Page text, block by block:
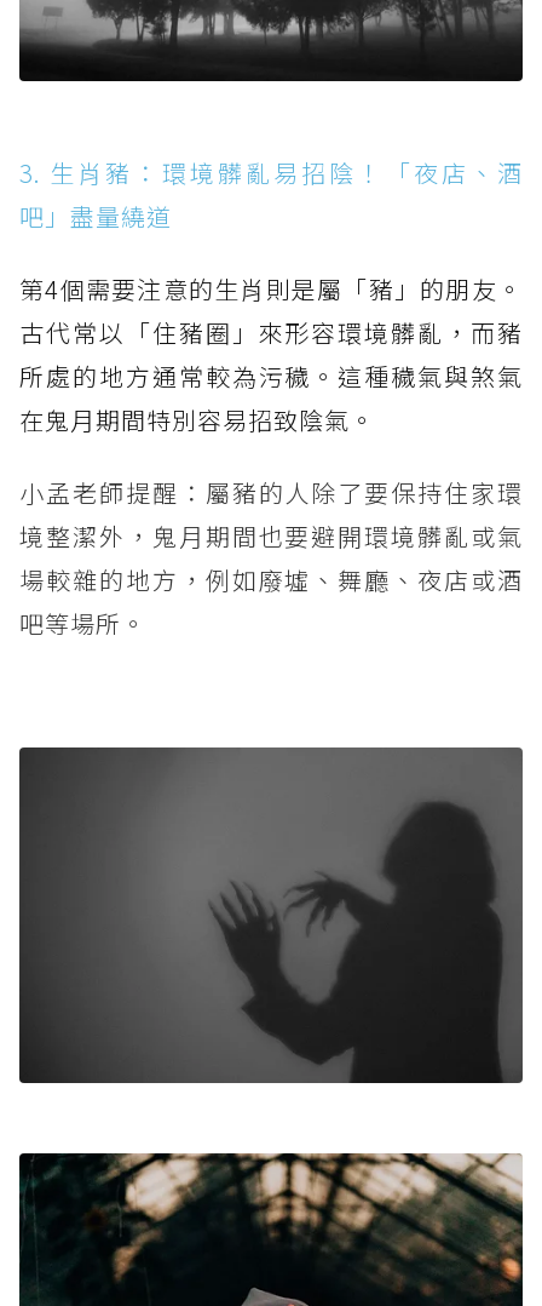
3. 生肖豬：環境髒亂易招陰！「夜店、酒
吧」盡量繞道
第4個需要注意的生肖則是屬「豬」的朋友。
古代常以「住豬圈」來形容環境髒亂，而豬
所處的地方通常較為污穢。這種穢氣與煞氣
在鬼月期間特別容易招致陰氣。
小孟老師提醒：屬豬的人除了要保持住家環
境整潔外，鬼月期間也要避開環境髒亂或氣
場較雜的地方，例如廢墟、舞廳、夜店或酒
吧等場所。